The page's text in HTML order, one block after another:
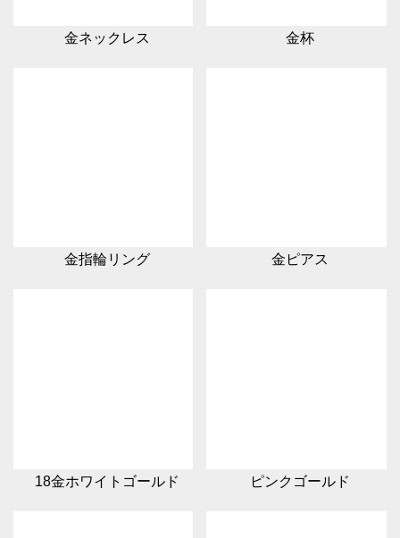
金ネックレス 金杯
金指輪リング 金ピアス
18金ホワイトゴールド ピンクゴールド